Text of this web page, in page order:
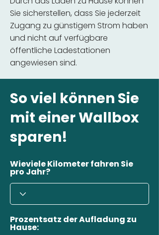
Sie sicherstellen, dass Sie jederzeit
Zugang zu günstigem Strom haben
und nicht auf verfügbare
öffentliche Ladestationen
angewiesen sind.
So viel können Sie
mit einer Wallbox
sparen!
Wieviele Kilometer fahren Sie
pro Jahr?
Prozentsatz der Aufladung zu
Hause: